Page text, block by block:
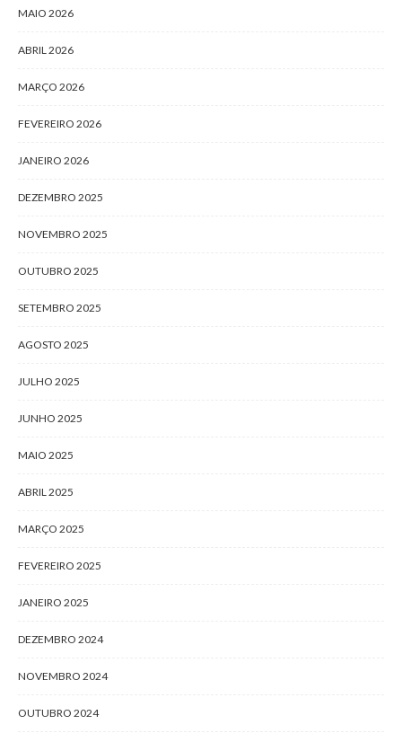
MAIO 2026
ABRIL 2026
MARÇO 2026
FEVEREIRO 2026
JANEIRO 2026
DEZEMBRO 2025
NOVEMBRO 2025
OUTUBRO 2025
SETEMBRO 2025
AGOSTO 2025
JULHO 2025
JUNHO 2025
MAIO 2025
ABRIL 2025
MARÇO 2025
FEVEREIRO 2025
JANEIRO 2025
DEZEMBRO 2024
NOVEMBRO 2024
OUTUBRO 2024